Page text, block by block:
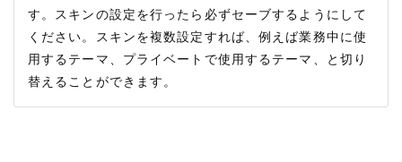
す。スキンの設定を行ったら必ずセーブするようにして
ください。スキンを複数設定すれば、例えば業務中に使
用するテーマ、プライベートで使用するテーマ、と切り